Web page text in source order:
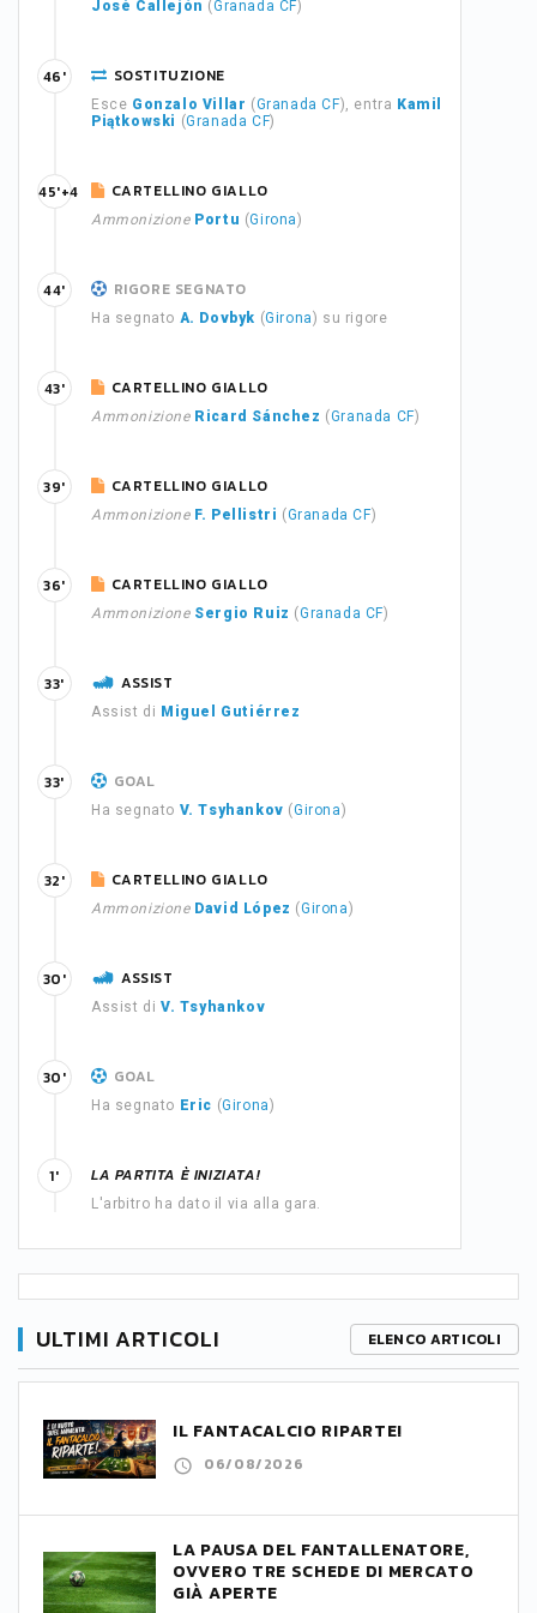
José Callejón (Granada CF)
SOSTITUZIONE
Esce Gonzalo Villar (Granada CF), entra Kamil
Piątkowski (Granada CF)
46'
CARTELLINO GIALLO
Ammonizione Portu (Girona)
45'+4
RIGORE SEGNATO
Ha segnato A. Dovbyk (Girona) su rigore
44'
CARTELLINO GIALLO
Ammonizione Ricard Sánchez (Granada CF)
43'
CARTELLINO GIALLO
Ammonizione F. Pellistri (Granada CF)
39'
CARTELLINO GIALLO
Ammonizione Sergio Ruiz (Granada CF)
36'
ASSIST
Assist di Miguel Gutiérrez
33'
GOAL
Ha segnato V. Tsyhankov (Girona)
33'
CARTELLINO GIALLO
Ammonizione David López (Girona)
32'
ASSIST
Assist di V. Tsyhankov
30'
GOAL
Ha segnato Eric (Girona)
30'
LA PARTITA È INIZIATA!
L'arbitro ha dato il via alla gara.
1'
ULTIMI ARTICOLI ELENCO ARTICOLI
IL FANTACALCIO RIPARTE!
06/08/2026
LA PAUSA DEL FANTALLENATORE,
OVVERO TRE SCHEDE DI MERCATO
GIÀ APERTE